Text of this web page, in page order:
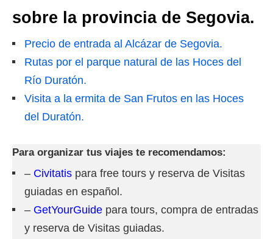
sobre la provincia de Segovia.
Precio de entrada al Alcázar de Segovia.
Rutas por el parque natural de las Hoces del
Río Duratón.
Visita a la ermita de San Frutos en las Hoces
del Duratón.
Para organizar tus viajes te recomendamos:
– Civitatis para free tours y reserva de Visitas
guiadas en español.
– GetYourGuide para tours, compra de entradas
y reserva de Visitas guiadas.